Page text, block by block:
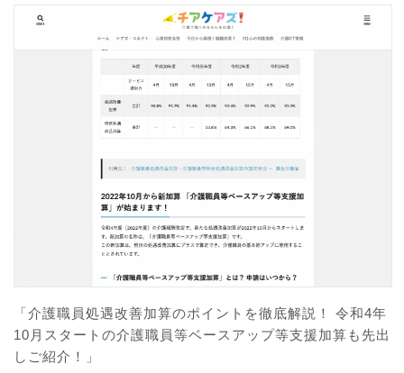
「介護職員処遇改善加算のポイントを徹底解説！ 令和4年
10月スタートの介護職員等ベースアップ等支援加算も先出
しご紹介！」